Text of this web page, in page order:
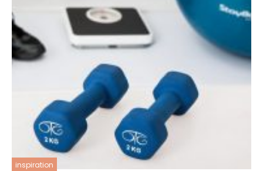
inspiration